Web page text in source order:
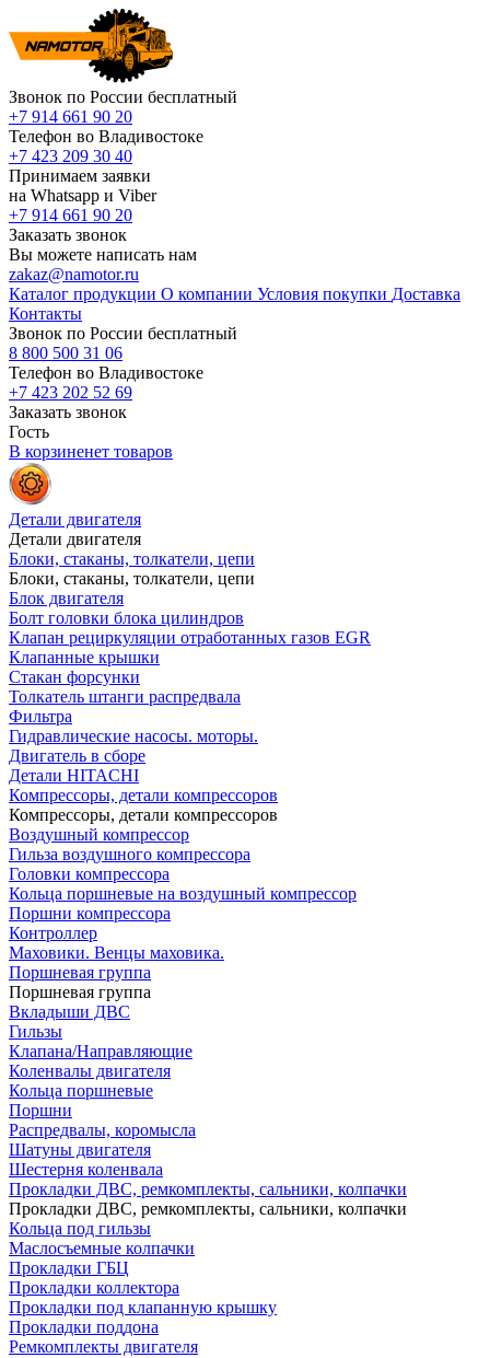
Звонок по России бесплатный
+7 914 661 90 20
Телефон во Владивостоке
+7 423 209 30 40
Принимаем заявки
на Whatsapp и Viber
+7 914 661 90 20
Заказать звонок
Вы можете написать нам
zakaz@namotor.ru
Каталог продукции О компании Условия покупки Доставка
Контакты
Звонок по России бесплатный
8 800 500 31 06
Телефон во Владивостоке
+7 423 202 52 69
Заказать звонок
Гость
В корзиненет товаров
Детали двигателя
Детали двигателя
Блоки, стаканы, толкатели, цепи
Блоки, стаканы, толкатели, цепи
Блок двигателя
Болт головки блока цилиндров
Клапан рециркуляции отработанных газов EGR
Клапанные крышки
Стакан форсунки
Толкатель штанги распредвала
Фильтра
Гидравлические насосы. моторы.
Двигатель в сборе
Детали HITACHI
Компрессоры, детали компрессоров
Компрессоры, детали компрессоров
Воздушный компрессор
Гильза воздушного компрессора
Головки компрессора
Кольца поршневые на воздушный компрессор
Поршни компрессора
Контроллер
Маховики. Венцы маховика.
Поршневая группа
Поршневая группа
Вкладыши ДВС
Гильзы
Клапана/Направляющие
Коленвалы двигателя
Кольца поршневые
Поршни
Распредвалы, коромысла
Шатуны двигателя
Шестерня коленвала
Прокладки ДВС, ремкомплекты, сальники, колпачки
Прокладки ДВС, ремкомплекты, сальники, колпачки
Кольца под гильзы
Маслосъемные колпачки
Прокладки ГБЦ
Прокладки коллектора
Прокладки под клапанную крышку
Прокладки поддона
Ремкомплекты двигателя